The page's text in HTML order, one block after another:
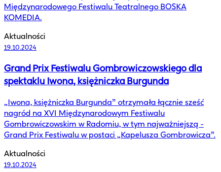
Międzynarodowego Festiwalu Teatralnego BOSKA
KOMEDIA.
Aktualności
19.10.2024
Grand Prix Festiwalu Gombrowiczowskiego dla
spektaklu Iwona, księżniczka Burgunda
„Iwona, księżniczka Burgunda” otrzymała łącznie sześć
nagród na XVI Międzynarodowym Festiwalu
Gombrowiczowskim w Radomiu, w tym najważniejszą -
Grand Prix Festiwalu w postaci „Kapelusza Gombrowicza”.
Aktualności
19.10.2024